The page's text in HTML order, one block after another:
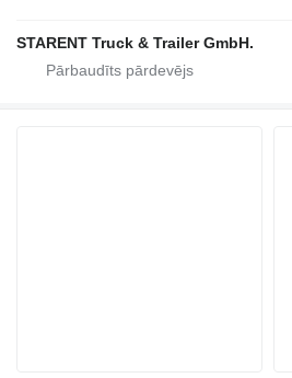
STARENT Truck & Trailer GmbH.